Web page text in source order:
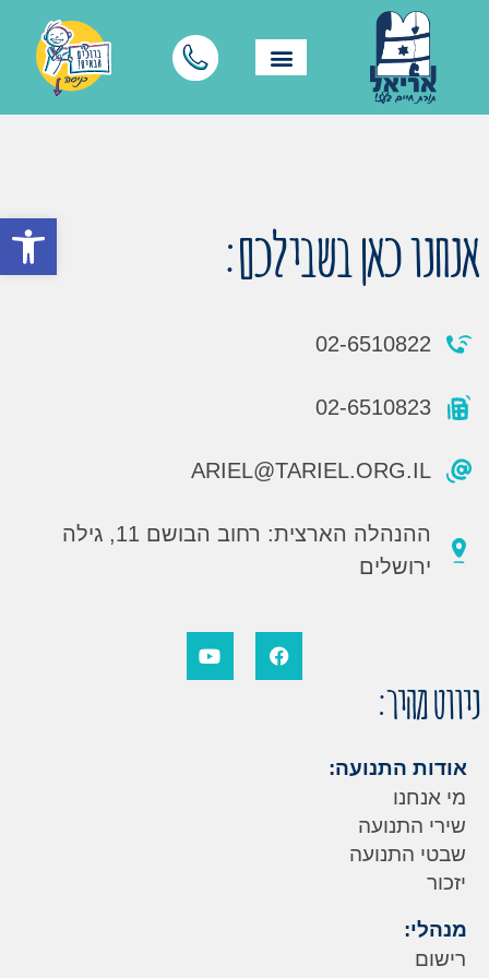
פתח אנחנו כאן בשבילכם:
02-6510822
02-6510823
ARIEL@TARIEL.ORG.IL
ההנהלה הארצית: רחוב הבושם 11, גילה
ירושלים
ניווט מהיר:
אודות התנועה:
מי אנחנו
שירי התנועה
שבטי התנועה
יזכור
מנהלי:
רישום